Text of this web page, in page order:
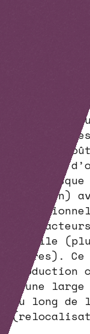
valeur
VLPs) pour
et
société
point une
innovante
des
(faible
produits
tout
ou prion)
échelle
litres). Ce
d’une
au long